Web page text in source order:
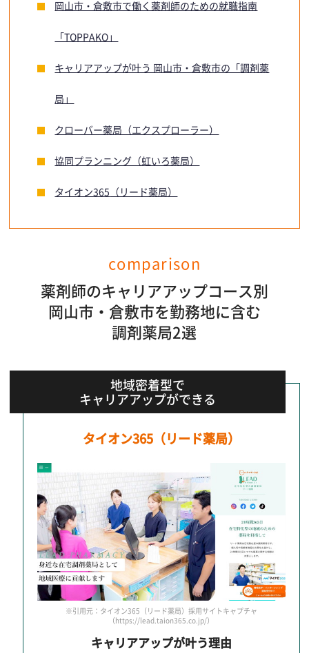
岡山市・倉敷市で働く薬剤師のための就職指南
「TOPPAKO」
キャリアアップが叶う 岡山市・倉敷市の「調剤薬
局」
クローバー薬局（エクスプローラー）
協同プランニング（虹いろ薬局）
タイオン365 （リード薬局）
comparison
薬剤師のキャリアアップコース別
岡山市・倉敷市を勤務地に含む
調剤薬局2選
地域密着型で
キャリアアップができる
タイオン365（リード薬局）
※引用元：タイオン365（リード薬局）採用サイトキャプチャ
（https://lead.taion365.co.jp/）
キャリアアップが叶う理由